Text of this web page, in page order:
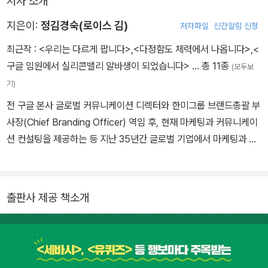
커리어를 결정할 것이다.
지은이: 정김경숙(로이스 김) 저자파일 신간알림 신청
최근작 : <우리는 다르게 팝니다>,<다정함도 체력에서 나옵니다>,<
구글 임원에서 실리콘밸리 알바생이 되었습니다> … 총 11종 (모두보
기)
전 구글 본사 글로벌 커뮤니케이션 디렉터와 한미그룹 브랜드총괄 부
사장(Chief Branding Officer) 역임 후, 현재 마케팅과 커뮤니케이
션 컨설팅을 제공하는 등 지난 35년간 글로벌 기업에서 마케팅과 커
다. 브랜드 커뮤니케이션, 위기관리, 글로벌 마케팅 전략에 특화된 그
녀는 실리콘밸리식 마케팅의 현장을 누구보다 깊이 경험했다. 50세
에 미국 구글 본사로 이동해 비원어민 최초 커뮤니케이션 디렉터로 4
년간 근무하던 중 레이오프를 겪었다. 그 후 미국 현지의 독특한 슈퍼
출판사 제공 책소개